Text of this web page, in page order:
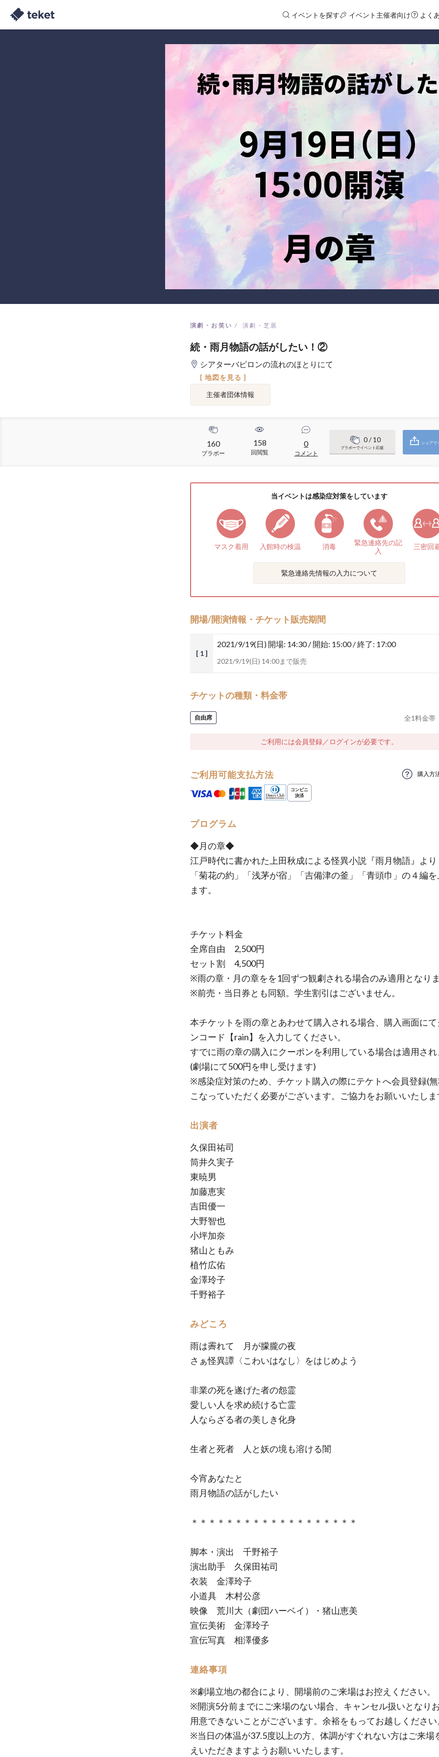
イベントを探す イベント主催者向け よく
演劇・お笑い 演劇・芝居
続・雨月物語の話がしたい！②
シアターバビロンの流れのほとりにて
[ 地図を見る ]
主催者団体情報
160
ブラボー
158
回閲覧
0
コメント
0/ 10
ブラボーでイベント応援
シェアで
当イベントは感染症対策をしています
マスク着用 入館時の検温 消毒 緊急連絡先の記
入
三密回
緊急連絡先情報の入力について
開場/開演情報・チケット販売期間
[ 1 ]
2021/9/19(日) 開場: 14:30 / 開始: 15:00 / 終了: 17:00
2021/9/19(日) 14:00まで販売
チケットの種類・料金帯
自由席 全1料金帯
ご利用には会員登録／ログインが必要です。
ご利用可能支払方法 購入方
プログラム
◆月の章◆
江戸時代に書かれた上田秋成による怪異小説『雨月物語』より
「菊花の約」「浅茅が宿」「吉備津の釜」「青頭巾」の４編を
ます。
チケット料金
全席自由 2,500円
セット割 4,500円
※雨の章・月の章をを1回ずつ観劇される場合のみ適用となり
※前売・当日券とも同額。学生割引はございません。
本チケットを雨の章とあわせて購入される場合、購入画面にて
ンコード【rain】を入力してください。
すでに雨の章の購入にクーポンを利用している場合は適用され
(劇場にて500円を申し受けます)
※感染症対策のため、チケット購入の際にテケトへ会員登録(
こなっていただく必要がございます。ご協力をお願いいたしま
出演者
久保田祐司
筒井久実子
東暁男
加藤恵実
吉田優一
大野智也
小坪加奈
猪山ともみ
植竹広佑
金澤玲子
千野裕子
みどころ
雨は霽れて 月が朦朧の夜
さぁ怪異譚〈こわいはなし〉をはじめよう
非業の死を遂げた者の怨霊
愛しい人を求め続ける亡霊
人ならざる者の美しき化身
生者と死者 人と妖の境も溶ける闇
今宵あなたと
雨月物語の話がしたい
＊＊＊＊＊＊＊＊＊＊＊＊＊＊＊＊＊＊＊
脚本・演出 千野裕子
演出助手 久保田祐司
衣装 金澤玲子
小道具 木村公彦
映像 荒川大（劇団ハーベイ）・猪山恵美
宣伝美術 金澤玲子
宣伝写真 相澤優多
連絡事項
※劇場立地の都合により、開場前のご来場はお控えください。
※開演5分前までにご来場のない場合、キャンセル扱いとなり
用意できないことがございます。余裕をもってお越しください
※当日の体温が37.5度以上の方、体調がすぐれない方はご来場
えいただきますようお願いいたします。